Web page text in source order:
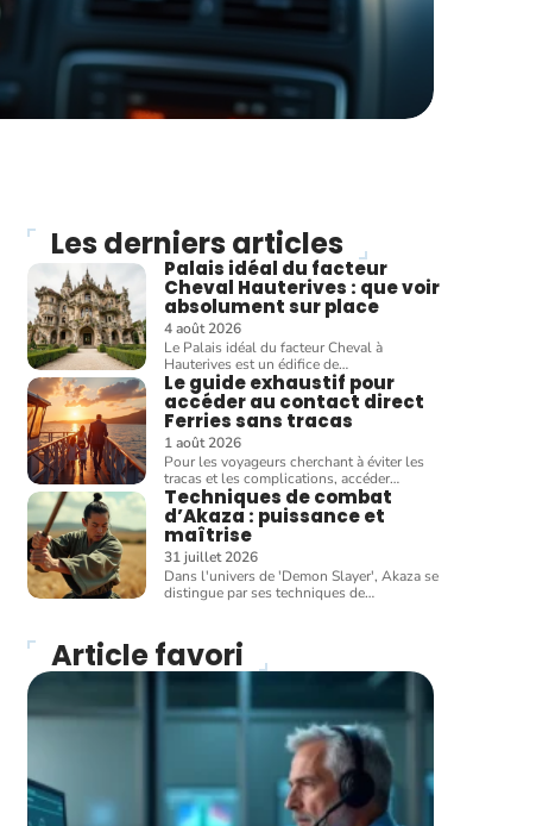
Les derniers articles
Palais idéal du facteur
Cheval Hauterives : que voir
absolument sur place
4 août 2026
Le Palais idéal du facteur Cheval à
Hauterives est un édifice de…
Le guide exhaustif pour
accéder au contact direct
Ferries sans tracas
1 août 2026
Pour les voyageurs cherchant à éviter les
tracas et les complications, accéder…
Techniques de combat
d’Akaza : puissance et
maîtrise
31 juillet 2026
Dans l'univers de 'Demon Slayer', Akaza se
distingue par ses techniques de…
Article favori